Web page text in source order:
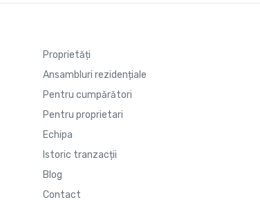
Proprietăți
Ansambluri rezidențiale
Pentru cumpărători
Pentru proprietari
Echipa
Istoric tranzacții
Blog
Contact